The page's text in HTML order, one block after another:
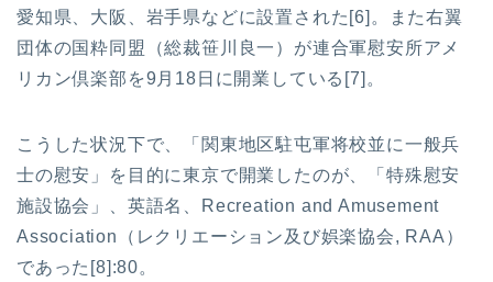
愛知県、大阪、岩手県などに設置された[6]。また右翼
団体の国粋同盟（総裁笹川良一）が連合軍慰安所アメ
リカン倶楽部を9月18日に開業している[7]。
こうした状況下で、「関東地区駐屯軍将校並に一般兵
士の慰安」を目的に東京で開業したのが、「特殊慰安
施設協会」、英語名、Recreation and Amusement
Association（レクリエーション及び娯楽協会, RAA）
であった[8]:80。